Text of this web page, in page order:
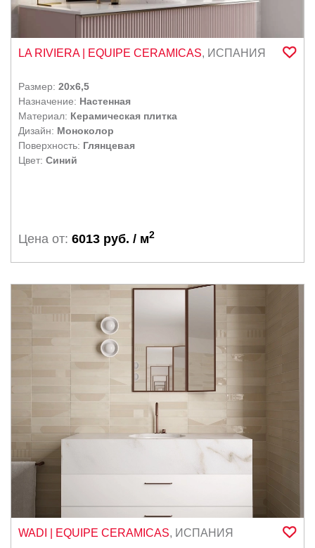
LA RIVIERA | EQUIPE CERAMICAS, ИСПАНИЯ
Размер: 20x6,5
Назначение: Настенная
Материал: Керамическая плитка
Дизайн: Моноколор
Поверхность: Глянцевая
Цвет: Синий
Цена от: 6013 руб. / м2
WADI | EQUIPE CERAMICAS, ИСПАНИЯ